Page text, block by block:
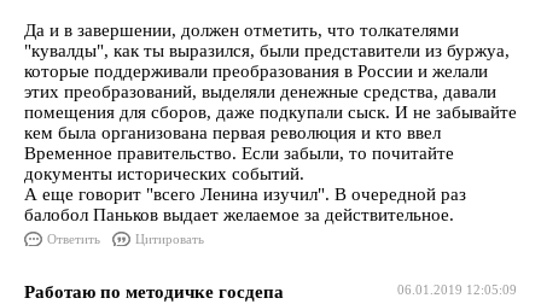
Да и в завершении, должен отметить, что толкателями
"кувалды", как ты выразился, были представители из буржуа,
которые поддерживали преобразования в России и желали
этих преобразований, выделяли денежные средства, давали
помещения для сборов, даже подкупали сыск. И не забывайте
кем была организована первая революция и кто ввел
Временное правительство. Если забыли, то почитайте
документы исторических событий.
А еще говорит "всего Ленина изучил". В очередной раз
балобол Паньков выдает желаемое за действительное.
Ответить Цитировать
06.01.2019 12:05:09
Работаю по методичке госдепа